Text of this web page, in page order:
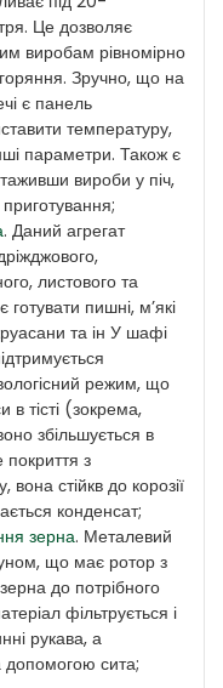
Це дозволяє
виробам рівномірно
Зручно, що на
є панель
температуру,
параметри. Також є
вироби у піч,
. Даний агрегат
листового та
готувати пишні, м’які
та ін У шафі
режим, що
в тісті (зокрема,
збільшується в
з
стійкв до корозії
конденсат;
зерна. Металевий
що має ротор з
до потрібного
фільтрується і
рукава, а
допомогою сита;